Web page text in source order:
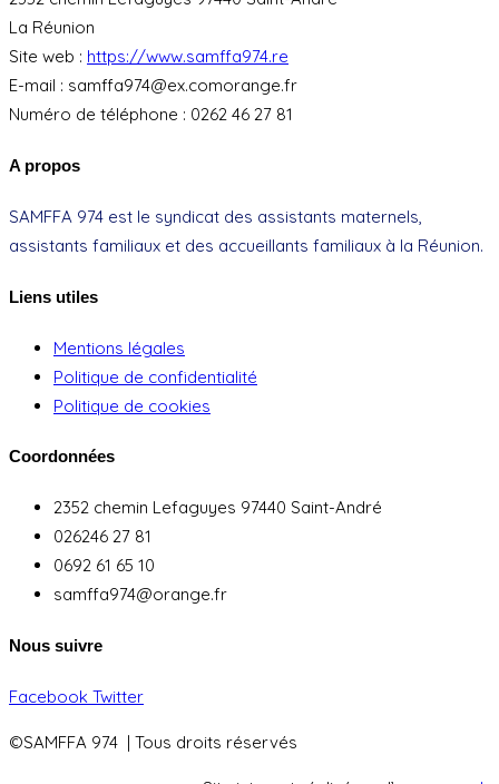
La Réunion
Site web : https://www.samffa974.re
E-mail : samffa974@ex.comorange.fr
Numéro de téléphone : 0262 46 27 81
A propos
SAMFFA 974 est le syndicat des assistants maternels,
assistants familiaux et des accueillants familiaux à la Réunion.
Liens utiles
Mentions légales
Politique de confidentialité
Politique de cookies
Coordonnées
2352 chemin Lefaguyes 97440 Saint-André
026246 27 81
0692 61 65 10
samffa974@orange.fr
Nous suivre
Facebook Twitter
©SAMFFA 974 | Tous droits réservés